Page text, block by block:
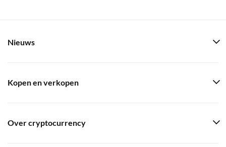
Nieuws
Kopen en verkopen
Over cryptocurrency